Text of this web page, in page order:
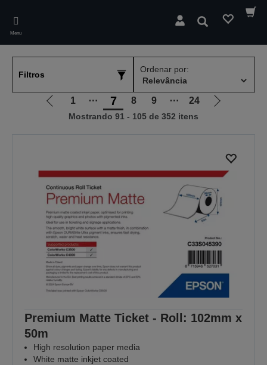
main
content
Menu
Pesquisar
Filtros
Ordenar por:
Ir
para
1 ⋯ 7 8 9 ⋯ 24
Ir
página
Mostrando 91 - 105 de 352 itens
Premium Matte Ticket - Roll: 102mm x
50m
High resolution paper media
White matte inkjet coated